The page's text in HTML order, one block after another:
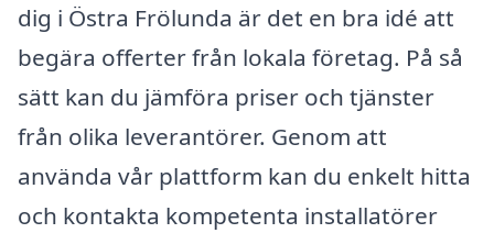
dig i Östra Frölunda är det en bra idé att
begära offerter från lokala företag. På så
sätt kan du jämföra priser och tjänster
från olika leverantörer. Genom att
använda vår plattform kan du enkelt hitta
och kontakta kompetenta installatörer